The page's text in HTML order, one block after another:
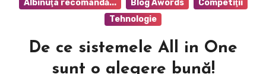
Albinuţa recomandă... Blog Awords
Competiţii
Tehnologie
De ce sistemele All in One
sunt o alegere bună!